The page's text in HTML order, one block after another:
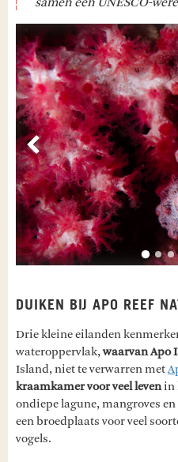
Vorige
DUIKEN BIJ APO REEF
Drie kleine eilanden
wateroppervlak,waarvan Apo
Island, niet te verwarren met
kraamkamer voor veel levenin
ondiepe lagune, mangroves
een broedplaats voor veel
vogels.